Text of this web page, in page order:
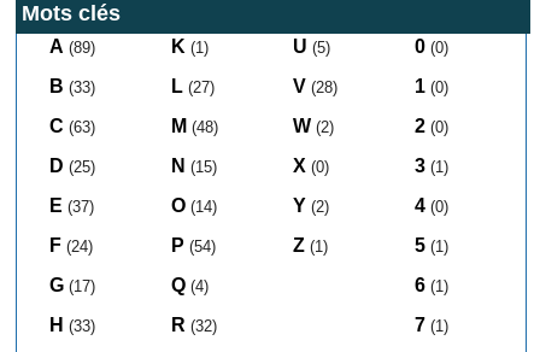
Mots clés
A (89)
B (33)
C (63)
D (25)
E (37)
F (24)
G (17)
H (33)
K (1)
L (27)
M (48)
N (15)
O (14)
P (54)
Q (4)
R (32)
U (5)
V (28)
W (2)
X (0)
Y (2)
Z (1)
0 (0)
1 (0)
2 (0)
3 (1)
4 (0)
5 (1)
6 (1)
7 (1)